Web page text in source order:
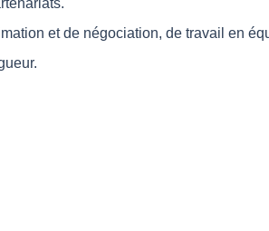
et de négociation, de travail en